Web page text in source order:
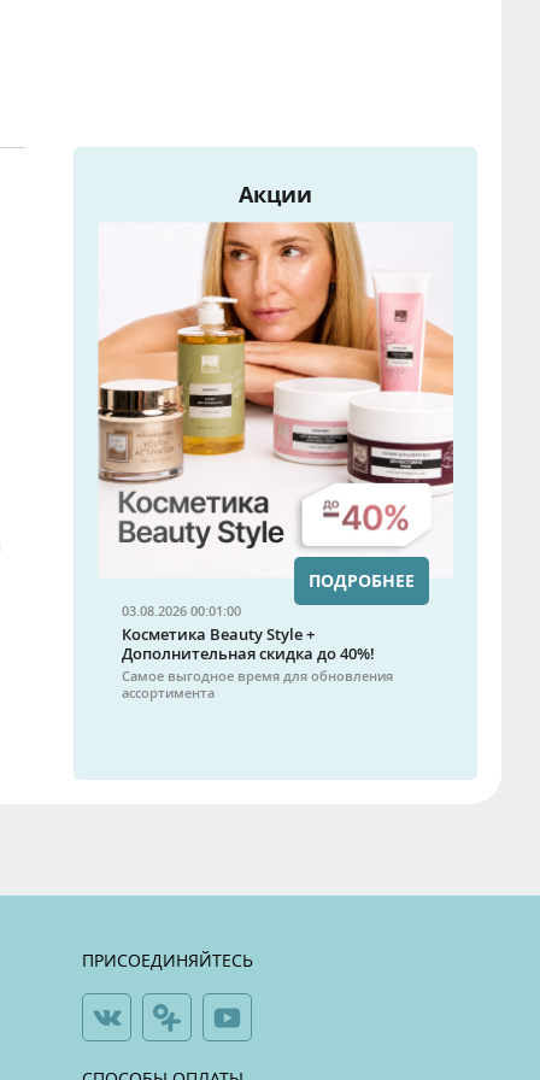
Акции
03.08.2026 00:01:00
Косметика Beauty Style +
Дополнительная скидка до 40%!
Самое выгодное время для обновления
ассортимента
ПОДРОБНЕЕ
ПРИСОЕДИНЯЙТЕСЬ